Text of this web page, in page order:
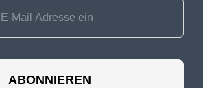
ABONNIEREN